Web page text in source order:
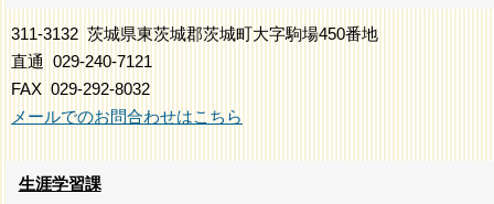
311-3132 茨城県東茨城郡茨城町大字駒場450番地
直通 029-240-7121
FAX 029-292-8032
メールでのお問合わせはこちら
生涯学習課